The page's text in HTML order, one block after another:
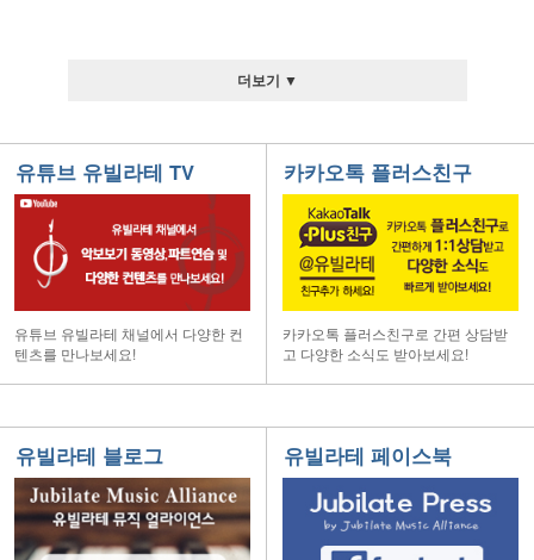
더보기 ▼
유튜브 유빌라테 TV
유튜브 유빌라테 채널에서 다양한 컨
텐츠를 만나보세요!
카카오톡 플러스친구
카카오톡 플러스친구로 간편 상담받
고 다양한 소식도 받아보세요!
유빌라테 블로그 유빌라테 페이스북